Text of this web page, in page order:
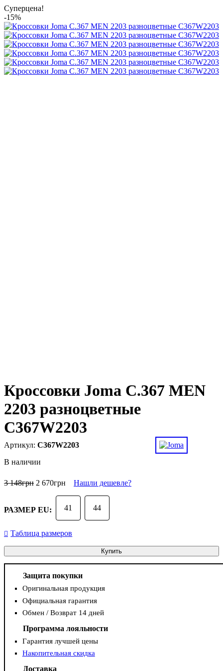
Суперцена!
-15%
Кроссовки Joma C.367 MEN
2203 разноцветные
C367W2203
C367W2203
В наличии
3 148грн 2 670грн Нашли дешевле?
РАЗМЕР EU: 41 44
Таблица размеров
Купить
Защита покупки
Оригинальная продукция
Официальная гарантия
Обмен / Возврат 14 дней
Программа лояльности
Гарантия лучшей цены
Накопительная скидка
Доставка